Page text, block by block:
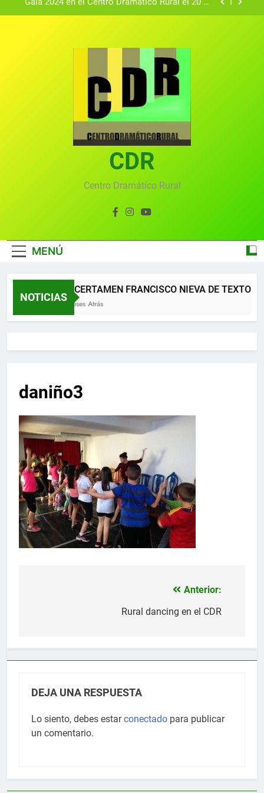
Gala 2024 en el Centro Dramático Rural el 20 de
convocado por el Centro Dramático Rural de Mira
(Cuenca)
Gala anual virtual del Centro Dramático Rural de
Gala del Centro Dramático Rural 2025
Gala 2024 en el Centro Dramático Rural el 20 de
Textos seleccionados en el VI Certamen
Francisco Nieva de piezas breves teatrales
convocado por el Centro Dramático Rural de Mira
Gala anual virtual del Centro Dramático Rural de
CDR
Centro Dramático Rural
MENÚ
NOTICIAS
XII CERTAMEN FRANCISCO NIEVA DE TEXTOS
2 Meses Atrás
daniño3
Anterior:
Rural dancing en el CDR
DEJA UNA RESPUESTA
Lo siento, debes estarconectado para publicar
un comentario.